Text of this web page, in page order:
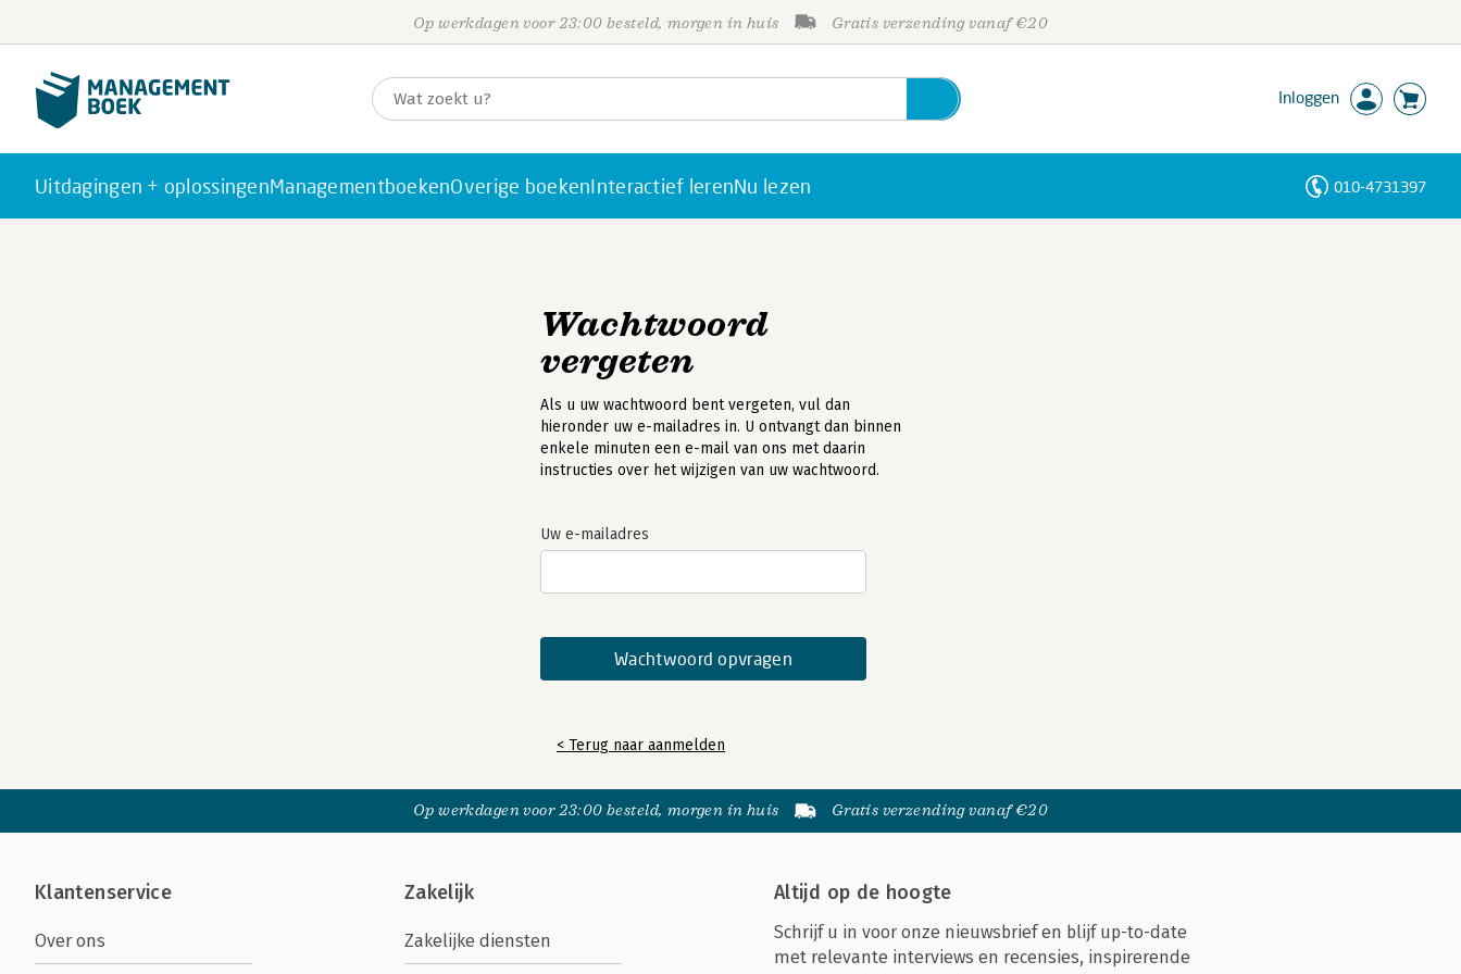
Op werkdagen voor 23:00 besteld, morgen in huis Gratis verzending vanaf €20
Inloggen
Uitdagingen + oplossingenManagementboekenOverige boekenInteractief lerenNu lezen 010-4731397
Wachtwoord
vergeten
Als u uw wachtwoord bent vergeten, vul dan
hieronder uw e-mailadres in. U ontvangt dan binnen
enkele minuten een e-mail van ons met daarin
instructies over het wijzigen van uw wachtwoord.
Uw e-mailadres
< Terug naar aanmelden
Op werkdagen voor 23:00 besteld, morgen in huis Gratis verzending vanaf €20
Klantenservice
Over ons
Zakelijk
Zakelijke diensten
Altijd op de hoogte
Schrijf u in voor onze nieuwsbrief en blijf up-to-date
met relevante interviews en recensies, inspirerende
Personen